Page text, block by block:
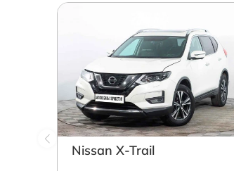
Nissan X-Trail